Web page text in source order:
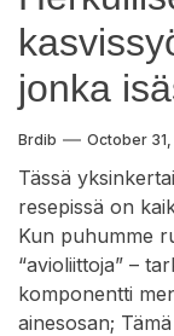
jonka
Brdib October
Tässä
resepissä on
Kun puhumme
“avioliittoja” –
komponentti
ainesosan;